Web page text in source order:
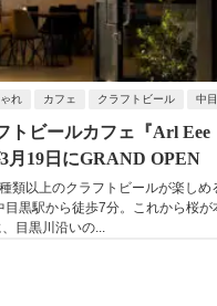
れ カフェ クラフトビール 中
トビールカフェ『Arl Eee
月19日にGRAND OPEN
類以上のクラフトビールが楽しめ
目黒駅から徒歩7分。これから桜が
目黒川沿いの...